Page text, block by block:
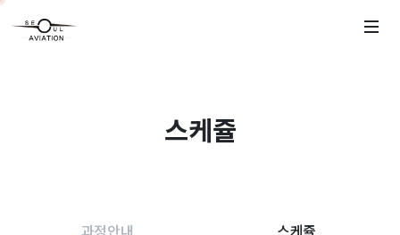
스케쥴
과정안내 스케쥴